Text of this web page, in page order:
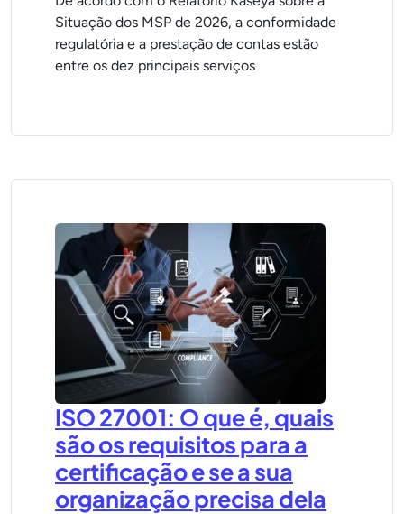
Situação dos MSP de 2026, a conformidade
regulatória e a prestação de contas estão
entre os dez principais serviços
ISO 27001: O que é, quais
são os requisitos para a
certificação e se a sua
organização precisa dela